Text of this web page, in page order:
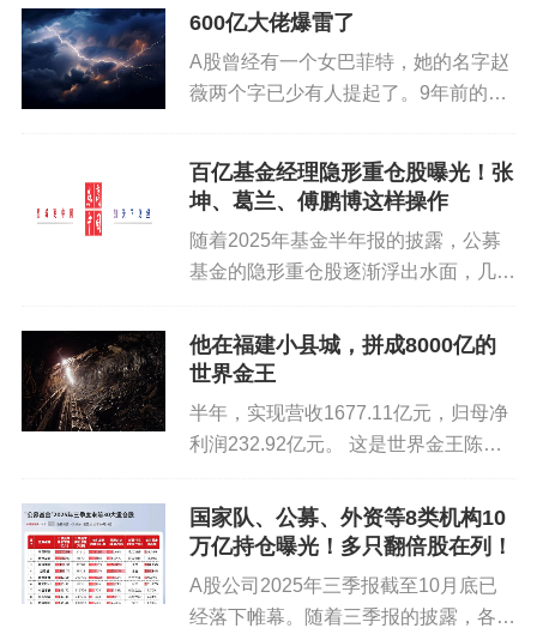
期已在盘面有所反映，短期在淡季和政策预期压制
下郑棉预计区间震荡。
宏观及政策风险、主产国天气
白糖观点
期货方面，昨日收盘白糖2609合约5316元/
吨，较前一日变动-11元/吨，幅度-0.21%。现货方
面，广西南宁地区白糖现货价格5300元/吨，较前一
+11。
近期市场资讯，印度糖业与生物能源制造
商协会（ISMA）再次呼吁印度政府允许乙醇蒸馏厂
当前，运价上涨也已切实反映在企业业
利润为60亿-66亿元，...
600亿大佬爆雷了
A股曾经有一个女巴菲特，她的名字赵
薇两个字已少有人提起了。9年前的那
50倍杠杆，从明天系等机构融资30亿
资金，想获得一家上市公司的...
百亿基金经理隐形重仓股曝光！张
坤、葛兰、傅鹏博这样操作
随着2025年基金半年报的披露，公募
基金的隐形重仓股逐渐浮出水面，几位
场关注。 券商中国记者注意到，张坤
在减持美团的同时加仓贝壳，延续对内
他在福建小县城，拼成8000亿的
世界金王
半年，实现营收1677.11亿元，归母净
利润232.92亿元。 这是世界金王陈景
这一轮黄金价格暴涨的最大赢家，而这
泼天的富贵背后，是绝境中的逆行。
国家队、公募、外资等8类机构10
万亿持仓曝光！多只翻倍股在列！
A股公司2025年三季报截至10月底已
经落下帷幕。随着三季报的披露，各类